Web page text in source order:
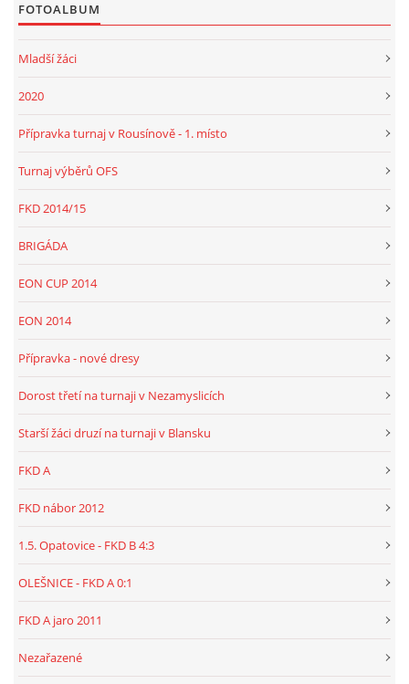
© 2026 eStránky.cz |RSS
FOTOALBUM
Mladší žáci
2020
Přípravka turnaj v Rousínově - 1. místo
Turnaj výběrů OFS
FKD 2014/15
BRIGÁDA
EON CUP 2014
EON 2014
Přípravka - nové dresy
Dorost třetí na turnaji v Nezamyslicích
Starší žáci druzí na turnaji v Blansku
FKD A
FKD nábor 2012
1.5. Opatovice - FKD B 4:3
OLEŠNICE - FKD A 0:1
FKD A jaro 2011
Nezařazené